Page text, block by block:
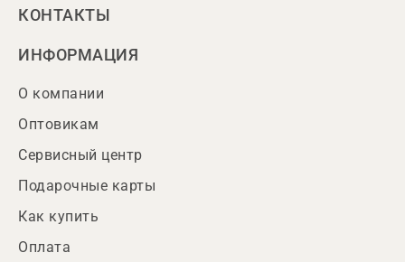
КОНТАКТЫ
ИНФОРМАЦИЯ
О компании
Оптовикам
Сервисный центр
Подарочные карты
Как купить
Оплата